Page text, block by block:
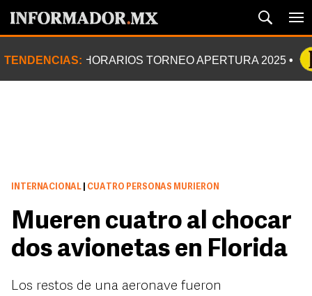
TENDENCIAS: HORARIOS TORNEO APERTURA 2025
INTERNACIONAL CUATRO PERSONAS MURIERON
Mueren cuatro al chocar
dos avionetas en Florida
Los restos de una aeronave fueron